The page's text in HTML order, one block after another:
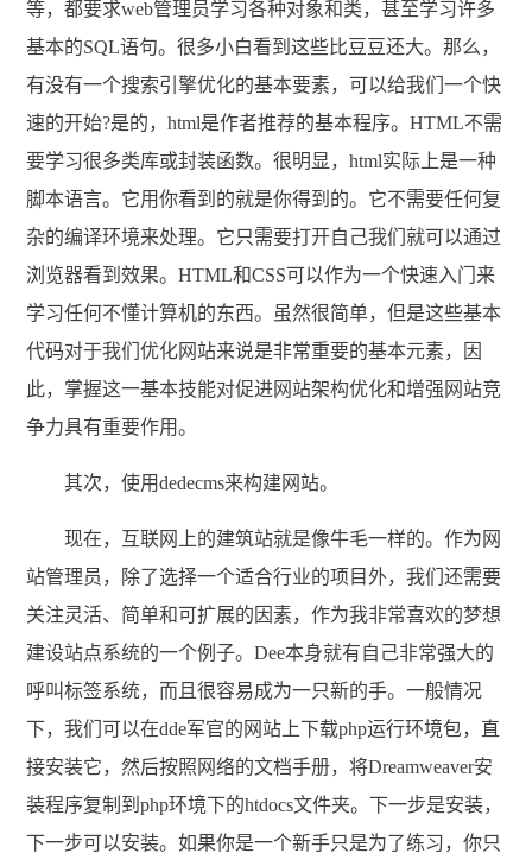
等，都要求web管理员学习各种对象和类，甚至学习许多
基本的SQL语句。很多小白看到这些比豆豆还大。那么，
有没有一个搜索引擎优化的基本要素，可以给我们一个快
速的开始?是的，html是作者推荐的基本程序。HTML不需
要学习很多类库或封装函数。很明显，html实际上是一种
脚本语言。它用你看到的就是你得到的。它不需要任何复
杂的编译环境来处理。它只需要打开自己我们就可以通过
浏览器看到效果。HTML和CSS可以作为一个快速入门来
学习任何不懂计算机的东西。虽然很简单，但是这些基本
代码对于我们优化网站来说是非常重要的基本元素，因
此，掌握这一基本技能对促进网站架构优化和增强网站竞
争力具有重要作用。
其次，使用dedecms来构建网站。
现在，互联网上的建筑站就是像牛毛一样的。作为网
站管理员，除了选择一个适合行业的项目外，我们还需要
关注灵活、简单和可扩展的因素，作为我非常喜欢的梦想
建设站点系统的一个例子。Dee本身就有自己非常强大的
呼叫标签系统，而且很容易成为一只新的手。一般情况
下，我们可以在dde军官的网站上下载php运行环境包，直
接安装它，然后按照网络的文档手册，将Dreamweaver安
装程序复制到php环境下的htdocs文件夹。下一步是安装，
下一步可以安装。如果你是一个新手只是为了练习，你只